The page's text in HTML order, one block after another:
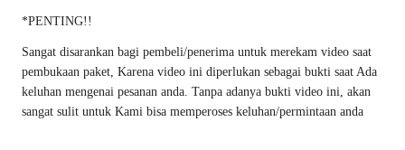
*PENTING!!
Sangat disarankan bagi pembeli/penerima untuk merekam video saat
pembukaan paket, Karena video ini diperlukan sebagai bukti saat Ada
keluhan mengenai pesanan anda. Tanpa adanya bukti video ini, akan
sangat sulit untuk Kami bisa memperoses keluhan/permintaan anda